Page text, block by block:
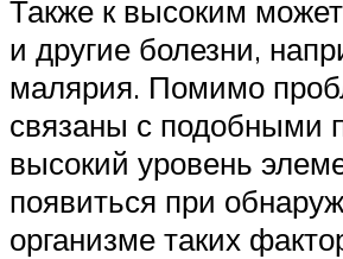
Также к высоким
и другие болезни,
малярия. Помимо
связаны с подобными
высокий уровень
появиться при
организме таких